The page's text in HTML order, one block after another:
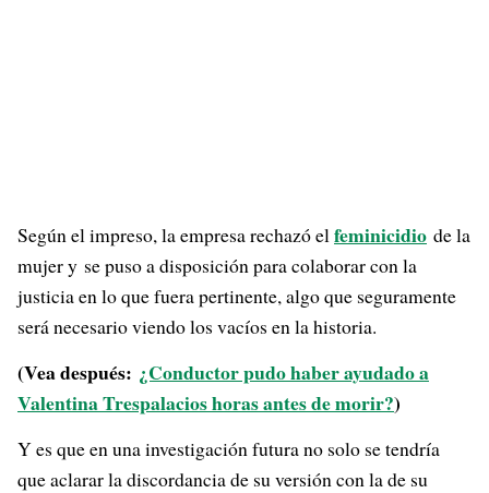
Según el impreso, la empresa rechazó el feminicidio de la
mujer y se puso a disposición para colaborar con la
justicia en lo que fuera pertinente, algo que seguramente
será necesario viendo los vacíos en la historia.
(Vea después: ¿Conductor pudo haber ayudado a
Valentina Trespalacios horas antes de morir?)
Y es que en una investigación futura no solo se tendría
que aclarar la discordancia de su versión con la de su